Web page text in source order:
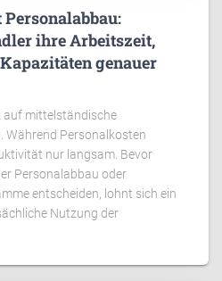
ihre Arbeitszeit,
genauer
auf mittelständische
Während Personalkosten
nur langsam. Bevor
Personalabbau oder
entscheiden, lohnt sich ein
Nutzung der